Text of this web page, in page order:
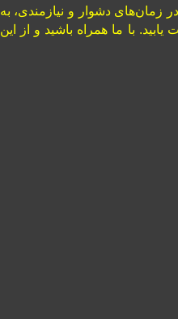
زمان‌های دشوار و نیازمندی، به
با ما همراه باشید و از این